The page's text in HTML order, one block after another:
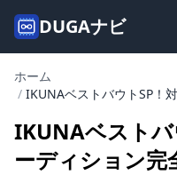
DUGAナビ
ホーム
/ IKUNAベストバウトSP！
IKUNAベストバ
ーディション完